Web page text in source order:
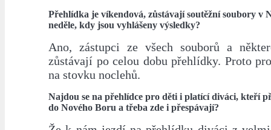
Přehlídka je víkendová, zůstávají soutěžní soubory v
neděle, kdy jsou vyhlášeny výsledky?
Ano, zástupci ze všech souborů a
zůstávají po celou dobu přehlídky. Proto
na stovku noclehů.
Najdou se na přehlídce pro děti i platící diváci, kteří
do Nového Boru a třeba zde i přespávají?